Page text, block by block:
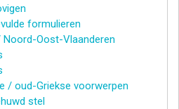
formulieren
Oost-Vlaanderen
/ oud-Griekse voorwerpen
stel